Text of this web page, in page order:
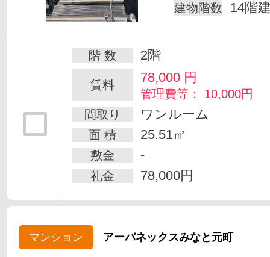
建物階数 14階
階 数 2階
賃料 78,000 円
管理費等： 10,000円
間取り
ワンルーム
面 積 25.51㎡
敷金 -
礼金 78,000円
マンション アーバネックスみなと元町